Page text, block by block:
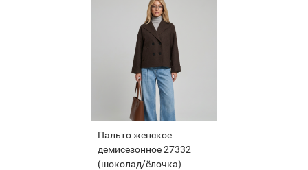
Пальто женское
демисезонное 27332
(шоколад/ёлочка)